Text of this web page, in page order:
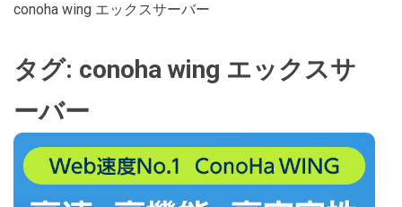
conoha wing エックスサーバー
タグ: conoha wing エックスサ
ーバー